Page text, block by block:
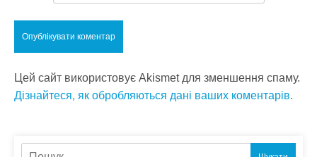
Цей сайт використовує Akismet для зменшення спаму.
Дізнайтеся, як обробляються дані ваших коментарів.
Пошук: